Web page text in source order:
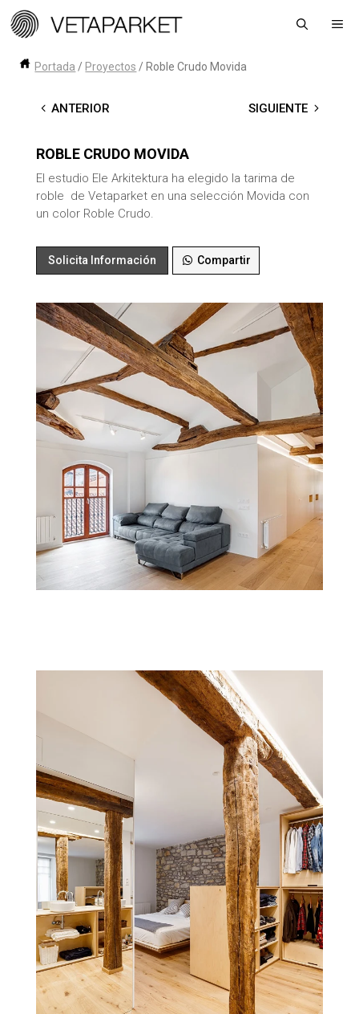
Saltar
contenido
Portada / Proyectos / Roble Crudo Movida
← ANTERIOR SIGUIENTE →
ROBLE CRUDO MOVIDA
El estudio Ele Arkitektura ha elegido la tarima de
roble de Vetaparket en una selección Movida con
un color Roble Crudo.
Solicita Información Compartir